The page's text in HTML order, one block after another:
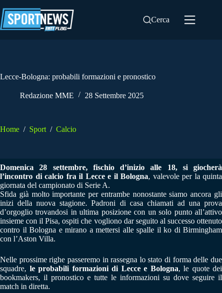
al
contenuto
Cerca
Lecce-Bologna: probabili formazioni e pronostico
Redazione MME 28 Settembre 2025
Home / Sport / Calcio
Domenica 28 settembre, fischio d’inizio alle 18, si giocherà
l’incontro di calcio fra il Lecce e il Bologna, valevole per la quinta
giornata del campionato di Serie A.
Sfida già molto importante per entrambe nonostante siamo ancora gli
inizi della nuova stagione. Padroni di casa chiamati ad una prova
d’orgoglio trovandosi in ultima posizione con un solo punto all’attivo
insieme con il Pisa, ospiti che vogliono dar seguito al successo ottenuto
contro il Bologna e mirano a mettersi alle spalle il ko di Birmingham
con l’Aston Villa.
Nelle prossime righe passeremo in rassegna lo stato di forma delle due
squadre, le probabili formazioni di Lecce e Bologna, le quote dei
bookmakers, il pronostico e tutte le informazioni su dove seguire il
match in diretta.